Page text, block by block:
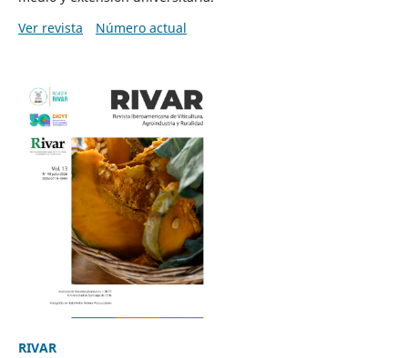
Ver revista
Número actual
RIVAR